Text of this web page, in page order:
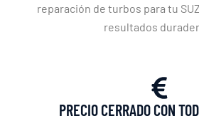
reparación de turbos para tu
resultados
PRECIO CERRADO CON